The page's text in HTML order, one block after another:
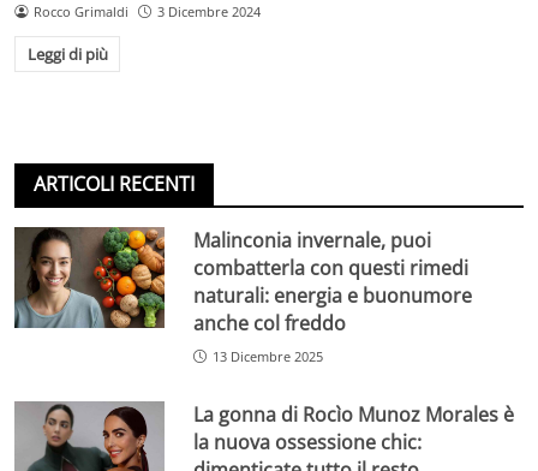
Rocco Grimaldi 3 Dicembre 2024
Leggi di più
ARTICOLI RECENTI
Malinconia invernale, puoi
combatterla con questi rimedi
naturali: energia e buonumore
anche col freddo
13 Dicembre 2025
La gonna di Rocìo Munoz Morales è
la nuova ossessione chic: